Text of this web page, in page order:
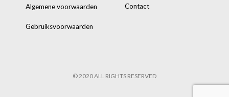
Algemene voorwaarden
Gebruiksvoorwaarden
Contact
© 2020 ALL RIGHTS RESERVED